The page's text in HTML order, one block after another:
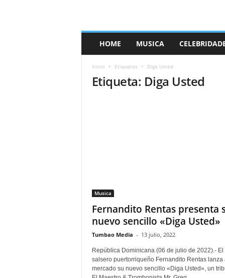
a
HOME MUSICA
Inicio Etiquetas Diga Usted
Etiqueta: Diga Usted
Musica
Fernandito Rentas presenta
nuevo sencillo «Diga Usted»
Tumbao Media - 13 julio, 2022
República Dominicana (06 de julio de 2022).- El
salsero puertorriqueño Fernandito Rentas lanza
mercado su nuevo sencillo «Diga Usted», un